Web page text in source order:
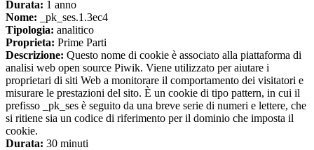
Durata: 1 anno
Nome: _pk_ses.1.3ec4
Tipologia: analitico
Proprieta: Prime Parti
Descrizione: Questo nome di cookie è associato alla piattaforma di
analisi web open source Piwik. Viene utilizzato per aiutare i
proprietari di siti Web a monitorare il comportamento dei visitatori e
misurare le prestazioni del sito. È un cookie di tipo pattern, in cui il
prefisso _pk_ses è seguito da una breve serie di numeri e lettere, che
si ritiene sia un codice di riferimento per il dominio che imposta il
cookie.
Durata: 30 minuti